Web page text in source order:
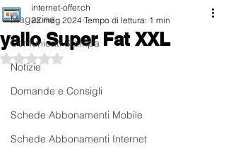
Magazine
Comunicati Stampa
Notizie
Domande e Consigli
Schede Abbonamenti Mobile
Schede Abbonamenti Internet
yallo Super Fat XXL
internet-offer.ch
25 mag 2024 Tempo di lettura: 1 min
Valutazione NaN stelle su 5.